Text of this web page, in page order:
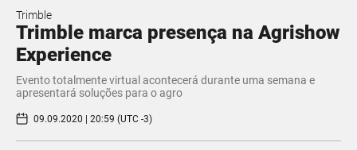
Trimble
Trimble marca presença na Agrishow
Experience
Evento totalmente virtual acontecerá durante uma semana e
apresentará soluções para o agro
09.09.2020 | 20:59 (UTC -3)